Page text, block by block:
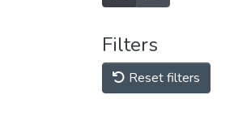
Filters
Reset filters